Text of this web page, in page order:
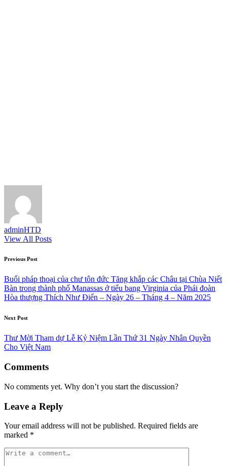
adminHTD
View All Posts
Post
navigation
Previous Post
Buổi pháp thoại của chư tôn đức Tăng khắp các Châu tại Chùa Niết
Bàn trong thành phố Manassas ở tiểu bang Virginia của Phái đoàn
Hòa thượng Thích Như Điển – Ngày 26 – Tháng 4 – Năm 2025
Next Post
Thư Mời Tham dự Lễ Kỷ Niệm Lần Thứ 31 Ngày Nhân Quyền
Cho Việt Nam
Comments
No comments yet. Why don’t you start the discussion?
Leave a Reply
Your email address will not be published. Required fields are
marked *